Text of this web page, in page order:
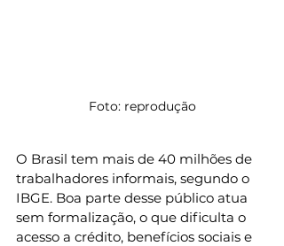
Foto: reprodução
O Brasil tem mais de 40 milhões de
trabalhadores informais, segundo o
IBGE. Boa parte desse público atua
sem formalização, o que dificulta o
acesso a crédito, benefícios sociais e